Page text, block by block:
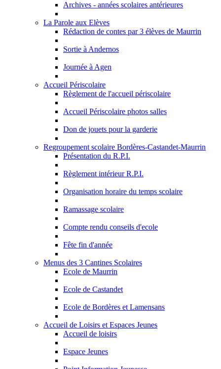
Archives - années scolaires antérieures
La Parole aux Elèves
Rédaction de contes par 3 élèves de Maurrin
Sortie à Andernos
Journée à Agen
Accueil Périscolaire
Règlement de l'accueil périscolaire
Accueil Périscolaire photos salles
Don de jouets pour la garderie
Regroupement scolaire Bordères-Castandet-Maurrin
Présentation du R.P.I.
Règlement intérieur R.P.I.
Organisation horaire du temps scolaire
Ramassage scolaire
Compte rendu conseils d'ecole
Fête fin d'année
Menus des 3 Cantines Scolaires
Ecole de Maurrin
Ecole de Castandet
Ecole de Bordères et Lamensans
Accueil de Loisirs et Espaces Jeunes
Accueil de loisirs
Espace Jeunes